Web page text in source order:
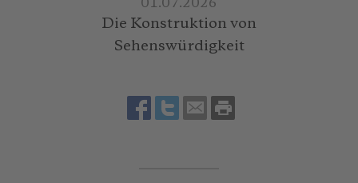
01.07.2026
Die Konstruktion von
Sehenswürdigkeit